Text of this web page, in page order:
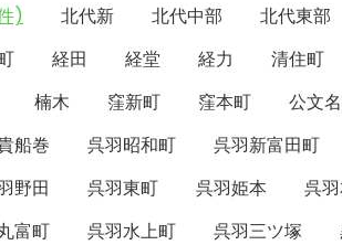
) 北代新 北代中部 北代東部
経田 経堂 経力 清住町
楠木 窪新町 窪本町 公文名
船巻 呉羽昭和町 呉羽新富田町
野田 呉羽東町 呉羽姫本 呉
富町 呉羽水上町 呉羽三ツ塚